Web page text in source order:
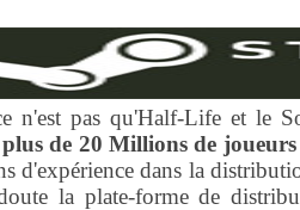
n'est pas qu'Half-Life et le
plus de 20 Millions de joueurs
d'expérience dans la
la plate-forme de